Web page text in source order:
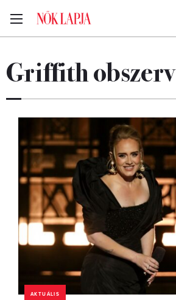
Griffith
AKTUÁLIS